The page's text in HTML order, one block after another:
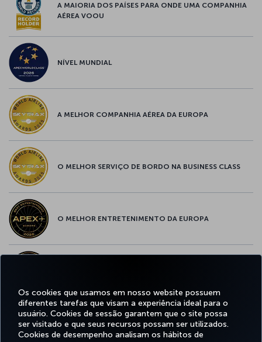
Os cookies que usamos em nosso website possuem
diferentes tarefas que visam a experiência ideal para o
usuário. Cookies de sessão garantem que o site possa
ser visitado e que seus recursos possam ser utilizados.
Cookies de desempenho analisam os hábitos de
A MAIORIA DOS PAÍSES PARA ONDE UMA COMPANHIA
AÉREA VOOU
NÍVEL MUNDIAL
A MELHOR COMPANHIA AÉREA DA EUROPA
O MELHOR SERVIÇO DE BORDO NA BUSINESS CLASS
O MELHOR ENTRETENIMENTO DA EUROPA
Facebook
TwitterInstagram
YouTubeLinkedIn
TiktokBlog